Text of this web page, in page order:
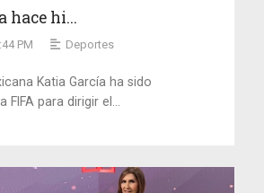
hace hi...
PM Deportes
Katia García ha sido
para dirigir el...